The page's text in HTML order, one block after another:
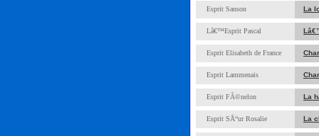
Esprit Sanson La
Lâ€™Esprit Pascal
Esprit Elisabeth de France
Esprit Lammenais
Esprit FÃ©nelon La
Esprit SÅ“ur Rosalie La